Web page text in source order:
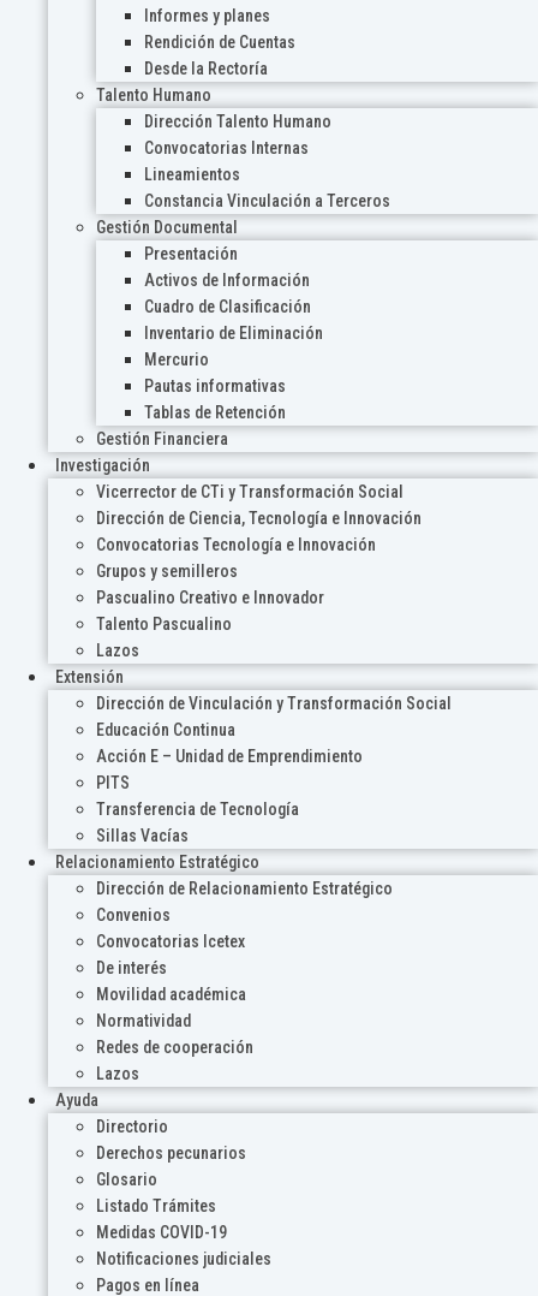
Informes y planes
Rendición de Cuentas
Desde la Rectoría
Talento Humano
Dirección Talento Humano
Convocatorias Internas
Lineamientos
Constancia Vinculación a Terceros
Gestión Documental
Presentación
Activos de Información
Cuadro de Clasificación
Inventario de Eliminación
Mercurio
Pautas informativas
Tablas de Retención
Gestión Financiera
Investigación
Vicerrector de CTi y Transformación Social
Dirección de Ciencia, Tecnología e Innovación
Convocatorias Tecnología e Innovación
Grupos y semilleros
Pascualino Creativo e Innovador
Talento Pascualino
Lazos
Extensión
Dirección de Vinculación y Transformación Social
Educación Continua
Acción E – Unidad de Emprendimiento
PITS
Transferencia de Tecnología
Sillas Vacías
Relacionamiento Estratégico
Dirección de Relacionamiento Estratégico
Convenios
Convocatorias Icetex
De interés
Movilidad académica
Normatividad
Redes de cooperación
Lazos
Ayuda
Directorio
Derechos pecunarios
Glosario
Listado Trámites
Medidas COVID-19
Notificaciones judiciales
Pagos en línea